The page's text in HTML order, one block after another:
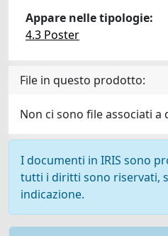
Appare nelle tipologie:
4.3 Poster
File in questo prodotto:
Non ci sono file associati
I documenti in IRIS sono
tutti i diritti sono riservati,
indicazione.